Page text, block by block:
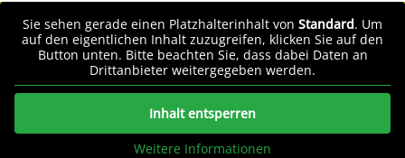
Sie sehen gerade einen Platzhalterinhalt von Standard. Um
auf den eigentlichen Inhalt zuzugreifen, klicken Sie auf den
Button unten. Bitte beachten Sie, dass dabei Daten an
Drittanbieter weitergegeben werden.
Inhalt entsperren
Weitere Informationen